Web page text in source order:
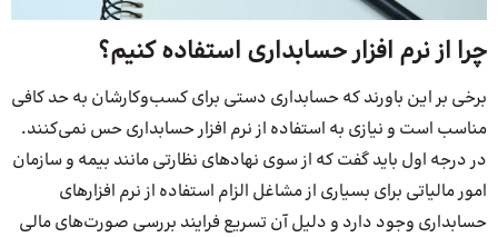
چرا از نرم افزار حسابداری استفاده کنیم؟
برخی بر این باورند که حسابداری دستی برای کسب‌وکارشان به حد کافی
مناسب است و نیازی به استفاده از نرم افزار حسابداری حس نمی‌کنند.
در درجه اول باید گفت که از سوی نهادهای نظارتی مانند بیمه و سازمان
امور مالیاتی برای بسیاری از مشاغل الزام استفاده از نرم افزارهای
حسابداری وجود دارد و دلیل آن تسریع فرایند بررسی صورت‌های مالی